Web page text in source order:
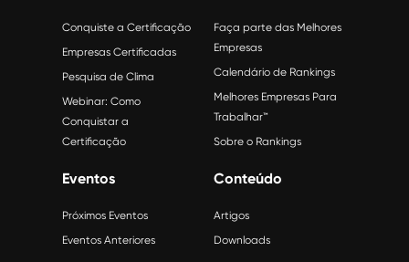
Conquiste a Certificação
Empresas Certificadas
Pesquisa de Clima
Webinar: Como
Conquistar a
Certificação
Faça parte das Melhores
Empresas
Calendário de Rankings
Melhores Empresas Para
Trabalhar™
Sobre o Rankings
Eventos
Próximos Eventos
Eventos Anteriores
Conteúdo
Artigos
Downloads